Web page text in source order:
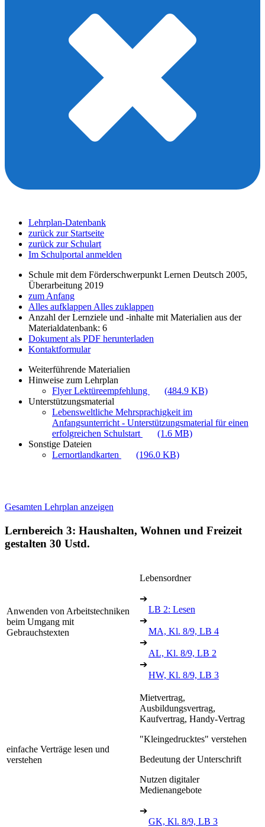
Lehrplan-Datenbank
zurück zur Startseite
zurück zur Schulart
Im Schulportal anmelden
Schule mit dem Förderschwerpunkt Lernen Deutsch 2005,
Überarbeitung 2019
zum Anfang
Alles aufklappen Alles zuklappen
Anzahl der Lernziele und -inhalte mit Materialien aus der
Materialdatenbank: 6
Dokument als PDF herunterladen
Kontaktformular
Weiterführende Materialien
Hinweise zum Lehrplan
Flyer Lektüreempfehlung
(484.9 KB)
Unterstützungsmaterial
Lebensweltliche Mehrsprachigkeit im
Anfangsunterricht - Unterstützungsmaterial für einen
erfolgreichen Schulstart
(1.6 MB)
Sonstige Dateien
Lernortlandkarten
(196.0 KB)
Gesamten Lehrplan anzeigen
Lernbereich 3: Haushalten, Wohnen und Freizeit
gestalten 30 Ustd.
Anwenden von Arbeitstechniken
beim Umgang mit
Gebrauchstexten
Lebensordner
➔
LB 2: Lesen
➔
MA, Kl. 8/9, LB 4
➔
AL, Kl. 8/9, LB 2
➔
HW, Kl. 8/9, LB 3
einfache Verträge lesen und
verstehen
Mietvertrag,
Ausbildungsvertrag,
Kaufvertrag, Handy-Vertrag
"Kleingedrucktes" verstehen
Bedeutung der Unterschrift
Nutzen digitaler
Medienangebote
➔
GK, Kl. 8/9, LB 3